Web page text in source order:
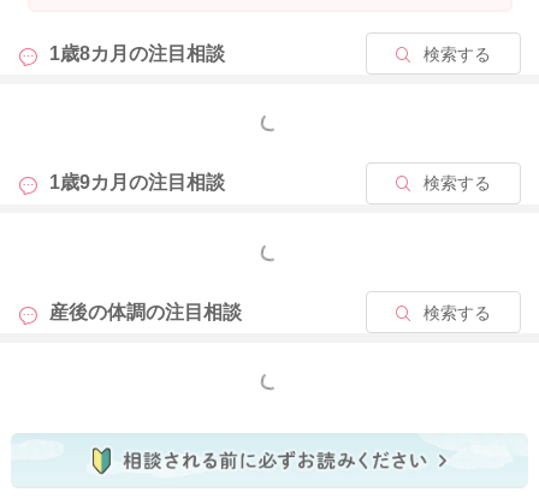
1歳8カ月の注目相談 検索する
もっと見る
1歳9カ月の注目相談 検索する
もっと見る
産後の体調の注目相談 検索する
もっと見る